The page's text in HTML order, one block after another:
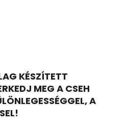
KÉSZÍTETT
MEG A CSEH
A